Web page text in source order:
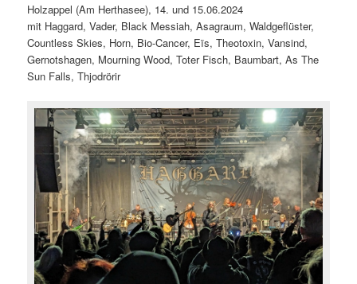
Holzappel (Am Herthasee), 14. und 15.06.2024
mit Haggard, Vader, Black Messiah, Asagraum, Waldgeflüster,
Countless Skies, Horn, Bio-Cancer, Eïs, Theotoxin, Vansind,
Gernotshagen, Mourning Wood, Toter Fisch, Baumbart, As The
Sun Falls, Thjodrörir